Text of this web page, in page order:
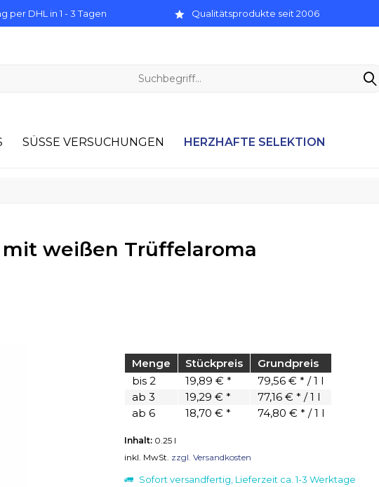
per DHL in 1 - 3 Tagen Qualitätsprodukte seit 2006
SÜSSE VERSUCHUNGEN HERZHAFTE SELEKTION
weißen Trüffelaroma
Menge Stückpreis
Grundpreis
bis 2 19,89 € *
79,56 € * / 1 l
ab 3 19,29 € *
77,16 € * / 1 l
ab 6 18,70 € * 74,80 € * / 1 l
Inhalt: 0.25 l
inkl. MwSt. zzgl. Versandkosten
Sofort versandfertig, Lieferzeit ca. 1-3 Werktage